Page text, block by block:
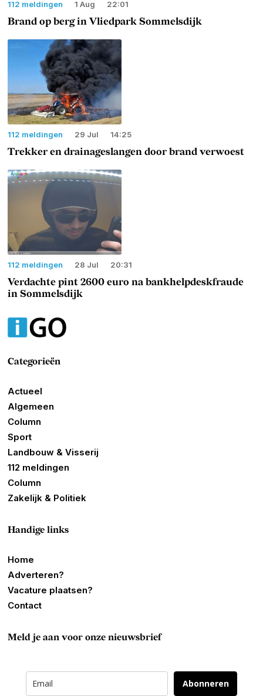
112 meldingen 1 Aug 22:01
Brand op berg in Vliedpark Sommelsdijk
112 meldingen 29 Jul 14:25
Trekker en drainageslangen door brand verwoest
112 meldingen 28 Jul 20:31
Verdachte pint 2600 euro na bankhelpdeskfraude
in Sommelsdijk
Categorieën
Actueel
Algemeen
Column
Sport
Landbouw & Visserij
112 meldingen
Column
Zakelijk & Politiek
Handige links
Home
Adverteren?
Vacature plaatsen?
Contact
Meld je aan voor onze nieuwsbrief
Abonneren